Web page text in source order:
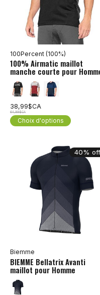
100Percent (100%)
100% Airmatic maillot
manche courte pour
38,99$CA
64,99$CA
Choix d'options
40% off
Biemme
BIEMME Bellatrix Avanti
maillot pour Homme